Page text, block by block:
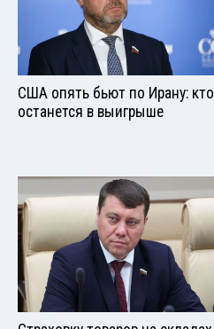
США опять бьют по Ирану: кто
останется в выигрыше